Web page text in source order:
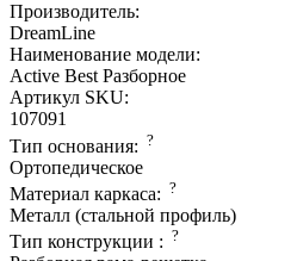
Производитель:
DreamLine
Наименование модели:
Active Best Разборное
Артикул SKU:
107091
Тип основания: ?
Ортопедическое
Материал каркаса: ?
Металл (стальной профиль)
Тип конструкции : ?